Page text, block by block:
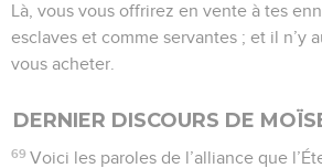
Là, vous vous offrirez en vente à tes
esclaves et comme servantes ; et il n’y
vous acheter.
DERNIER DISCOURS DE
69 Voici les paroles de l’alliance que